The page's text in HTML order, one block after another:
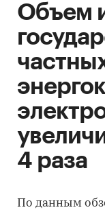
Объем
4 раза
По данным